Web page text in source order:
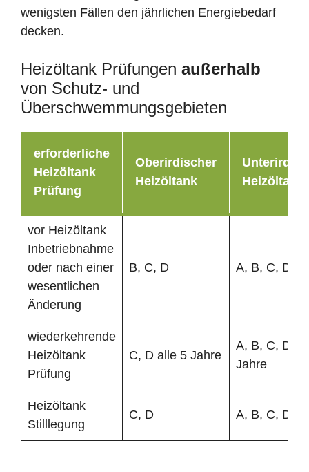
wenigsten Fällen den jährlichen Energiebedarf
decken.
Heizöltank Prüfungen außerhalb
von Schutz- und
Überschwemmungsgebieten
erforderliche
Heizöltank
Prüfung
Oberirdischer
Heizöltank
Heizöltank
vor Heizöltank
Inbetriebnahme
oder nach einer
wesentlichen
Änderung
B, C, D A, B, C, D
wiederkehrende
Heizöltank
Prüfung
C, D alle 5 Jahre
A, B, C, D
Jahre
Heizöltank
Stilllegung
C, D A, B, C, D